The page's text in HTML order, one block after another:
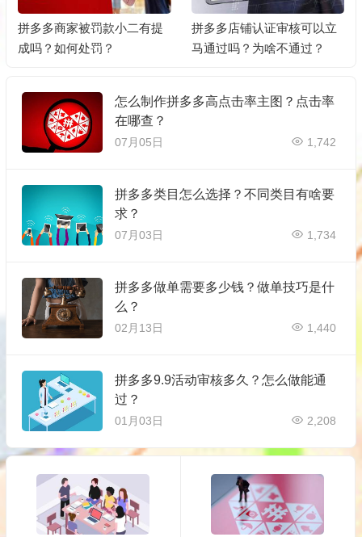
拼多多商家被罚款小二有提
成吗？如何处罚？
拼多多店铺认证审核可以立
马通过吗？为啥不通过？
怎么制作拼多多高点击率主图？点击率
在哪查？
07月05日 1,742
拼多多类目怎么选择？不同类目有啥要
求？
07月03日 1,734
拼多多做单需要多少钱？做单技巧是什
么？
02月13日 1,440
拼多多9.9活动审核多久？怎么做能通
过？
01月03日 2,208